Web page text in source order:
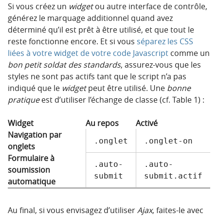
Si vous créez un widgetou autre interface de contrôle,
générez le marquage additionnel quand avez
déterminé qu’il est prêt à être utilisé, et que tout le
reste fonctionne encore. Et si vous séparez les CSS
liées à votre widget de votre code Javascript comme un
bon petit soldat des standards, assurez-vous que les
styles ne sont pas actifs tant que le script n’a pas
indiqué que le widgetpeut être utilisé. Une bonne
pratiqueest d’utiliser l’échange de classe (cf. Table 1) :
Widget Au repos
Activé
Navigation par
onglets
.onglet .onglet-on
Formulaire à
soumission
automatique
.auto-
submit
.auto-
submit.actif
Au final, si vous envisagez d’utiliserAjax, faites-le avec